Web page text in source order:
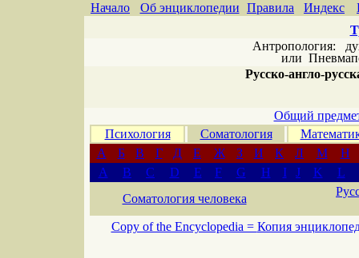
Начало Об энциклопедии Правила Индекс
Антропология:
или
Русско-англо-
Общий
Психология
Соматология
А
Б В Г Д Е Ж З И К Л М
Н
A
B C D E F G H I J K
L
Соматология человека
Copy of the Encyclopedia = Копия